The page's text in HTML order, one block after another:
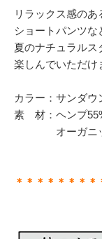
リラックス感の
ショートパンツな
夏のナチュラルス
楽しんでいただけ
カラー：サンダウ
素 材：ヘンプ
オーガニッ
＊＊＊＊＊＊＊